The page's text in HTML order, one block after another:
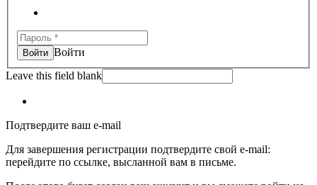
Войти
Leave this field blank
Подтвердите ваш e-mail
Для завершения регистрации подтвердите свой e-mail:
перейдите по ссылке, высланной вам в письме.